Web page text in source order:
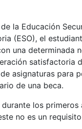
la Educación
(ESO), el
una determinada
satisfactoria
asignaturas para
de una beca.
durante los primeros
no es un